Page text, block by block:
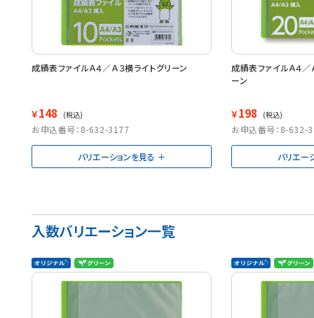
成績表ファイルＡ４／Ａ３横ライトグリーン
￥148 (税込)
お申込番号：8-632-3177
バリエーションを見る
成績表ファイルＡ４
ーン
￥198 (税込)
お申込番号：8-632-
バリエー
入数バリエーション一覧